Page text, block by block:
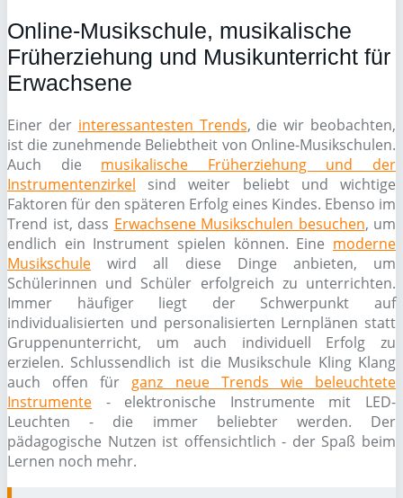
Online-Musikschule, musikalische
Früherziehung und Musikunterricht für
Erwachsene
Einer der interessantesten Trends, die wir beobachten,
ist die zunehmende Beliebtheit von Online-Musikschulen.
Auch die musikalische Früherziehung und der
Instrumentenzirkel sind weiter beliebt und wichtige
Faktoren für den späteren Erfolg eines Kindes. Ebenso im
Trend ist, dass Erwachsene Musikschulen besuchen, um
endlich ein Instrument spielen können. Eine moderne
Musikschule wird all diese Dinge anbieten, um
Schülerinnen und Schüler erfolgreich zu unterrichten.
Immer häufiger liegt der Schwerpunkt auf
individualisierten und personalisierten Lernplänen statt
Gruppenunterricht, um auch individuell Erfolg zu
erzielen. Schlussendlich ist die Musikschule Kling Klang
auch offen für ganz neue Trends wie beleuchtete
Instrumente - elektronische Instrumente mit LED-
Leuchten - die immer beliebter werden. Der
pädagogische Nutzen ist offensichtlich - der Spaß beim
Lernen noch mehr.